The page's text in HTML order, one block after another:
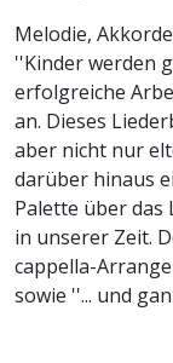
Melodie,
''Kinder werden
erfolgreiche
an. Dieses
aber nicht nur
darüber hinaus
Palette über das
in unserer Zeit.
cappella-
sowie ''... und